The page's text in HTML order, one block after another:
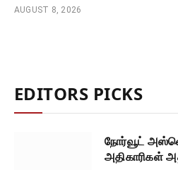
AUGUST 8, 2026
EDITORS PICKS
நோர்வூட்
அதிகாரிகள்